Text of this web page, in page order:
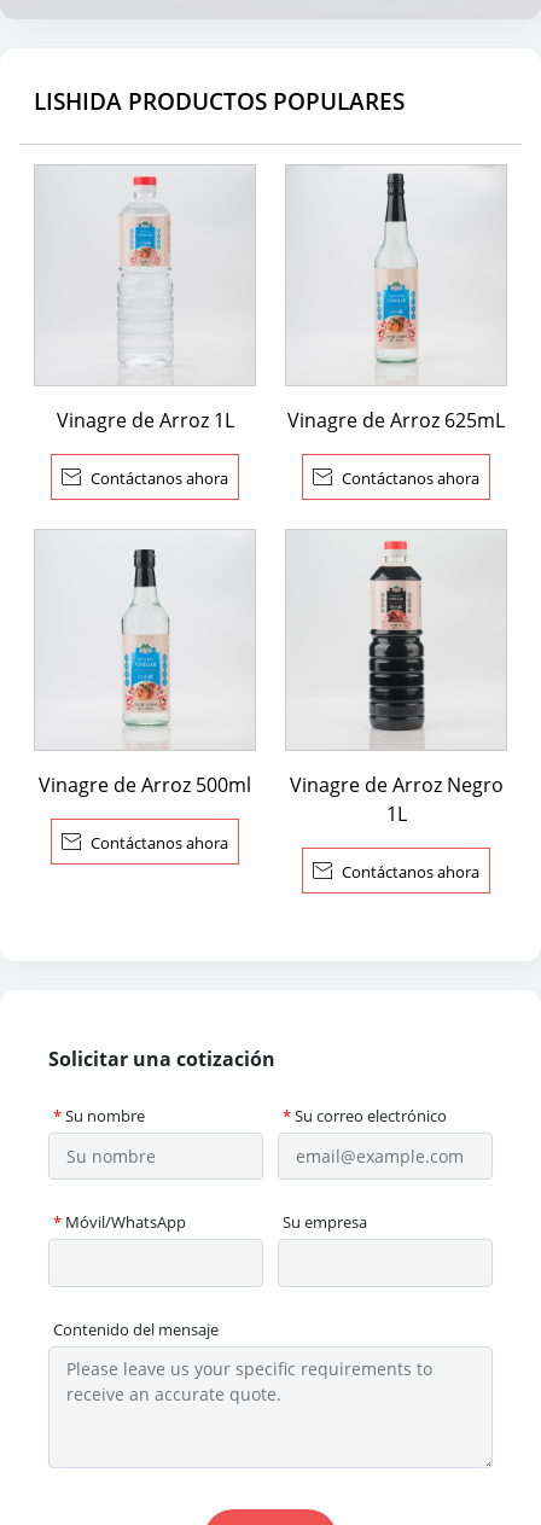
LISHIDA PRODUCTOS POPULARES
Vinagre de Arroz 1L
 Contáctanos ahora
Vinagre de Arroz 625mL
 Contáctanos ahora
Vinagre de Arroz 500ml
 Contáctanos ahora
Vinagre de Arroz Negro
1L
 Contáctanos ahora
Solicitar una cotización
*Su nombre *Su correo electrónico
* Móvil/WhatsApp Su empresa
Contenido del mensaje